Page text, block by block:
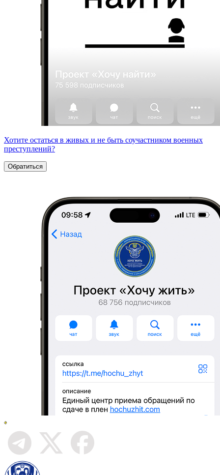
Хотите остаться в живых и не быть соучастником военных
преступлений?
Обратиться